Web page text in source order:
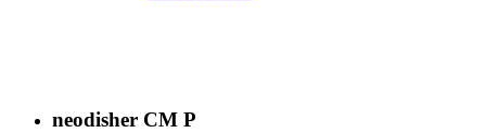
neodisher CM P